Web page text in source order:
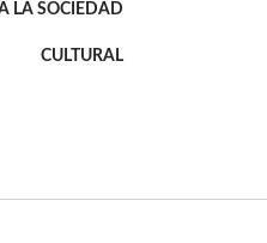
LA SOCIEDAD
CULTURAL